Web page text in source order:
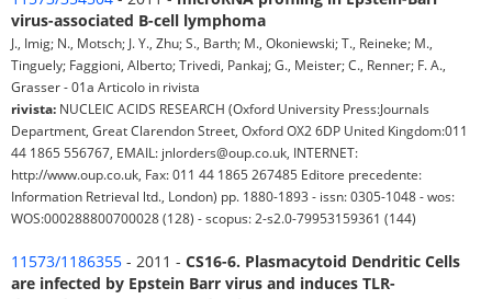
virus-associated B-cell lymphoma
J., Imig; N., Motsch; J. Y., Zhu; S., Barth; M., Okoniewski; T., Reineke; M.,
Tinguely; Faggioni, Alberto; Trivedi, Pankaj; G., Meister; C., Renner; F. A.,
Grasser - 01a Articolo in rivista
rivista: NUCLEIC ACIDS RESEARCH (Oxford University Press:Journals
Department, Great Clarendon Street, Oxford OX2 6DP United Kingdom:011
44 1865 556767, EMAIL: jnlorders@oup.co.uk, INTERNET:
http://www.oup.co.uk, Fax: 011 44 1865 267485 Editore precedente:
Information Retrieval ltd., London) pp. 1880-1893 - issn: 0305-1048 - wos:
WOS:000288800700028 (128) - scopus: 2-s2.0-79953159361 (144)
11573/1186355 - 2011 - CS16-6. Plasmacytoid Dendritic Cells
are infected by Epstein Barr virus and induces TLR-